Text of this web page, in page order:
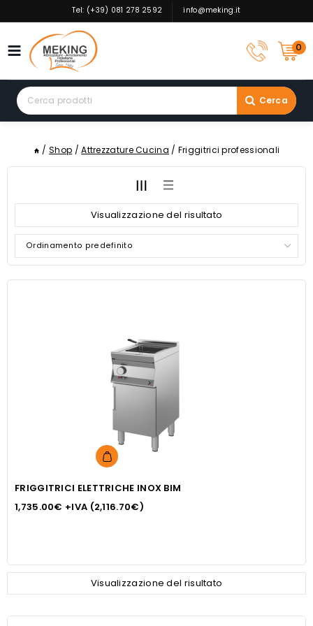
to
Tel: (+39) 081 278 2592 info@meking.it
0
Search
for:
Cerca
/ Shop / Attrezzature Cucina / Friggitrici professionali
Visualizzazione del risultato
Questo
ha
più
opzioni
possono
essere
scelte
FRIGGITRICI ELETTRICHE INOX BIM
1,735.00€ +IVA (2,116.70€)
Visualizzazione del risultato